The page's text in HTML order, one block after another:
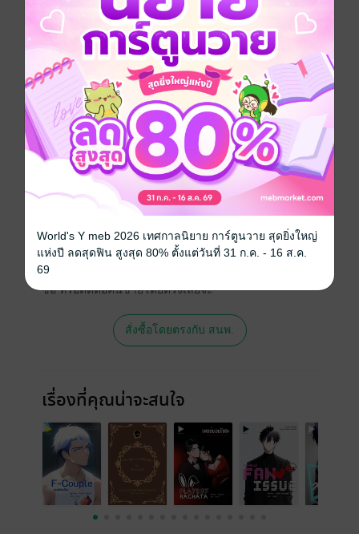
[เอ็นเกจ x ฮอต]
รักวัยรุ่น
ประเภทไฟล์ pdf, epub(สารบัญ)
วันที่วางขาย 21 เมษายน 2568
ความยาว 188 หน้า (≈ 11,205 คำ)
สนใจเวอร์ชันกระดาษ เชิญทางนี้!
เวอร์ชันกระดาษมีวางขายที่เว็บไซต์สำนัก
พิมพ์ จะไม่มีขายโดย MEB นะจ๊ะ สามารถสั่ง
ซื้อ หรือติดต่อคนขายโดยตรงเลยจ้ะ
สั่งซื้อโดยตรงกับ สนพ.
เรื่องที่คุณน่าจะสนใจ
World's Y meb 2026 เทศกาลนิยาย การ์ตูนวาย สุดยิ่งใหญ่
แห่งปี ลดสุดฟิน สูงสุด 80% ตั้งแต่วันที่ 31 ก.ค. - 16 ส.ค.
69